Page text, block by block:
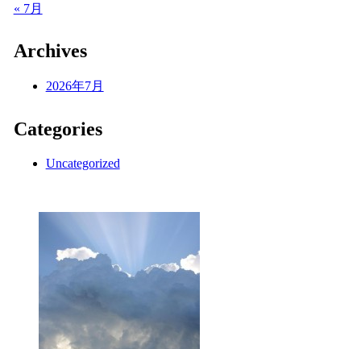
« 7月
Archives
2026年7月
Categories
Uncategorized